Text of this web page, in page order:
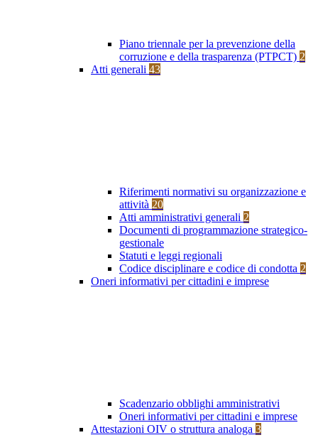
Piano triennale per la prevenzione della
corruzione e della trasparenza (PTPCT) 2
Atti generali 43
Riferimenti normativi su organizzazione e
attività 20
Atti amministrativi generali 2
Documenti di programmazione strategico-
gestionale
Statuti e leggi regionali
Codice disciplinare e codice di condotta 2
Oneri informativi per cittadini e imprese
Scadenzario obblighi amministrativi
Oneri informativi per cittadini e imprese
Attestazioni OIV o struttura analoga 3